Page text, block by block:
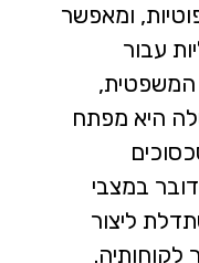
ומאפשר
עבור
המשפטית,
היא מפתח
במצבי
ליצור
לקוחותיה.